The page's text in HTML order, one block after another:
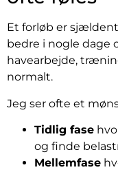
Et forløb er
bedre i nogle dage
havearbejde,
normalt.
Jeg ser ofte et
Tidlig fase
og finde
Mellemfase